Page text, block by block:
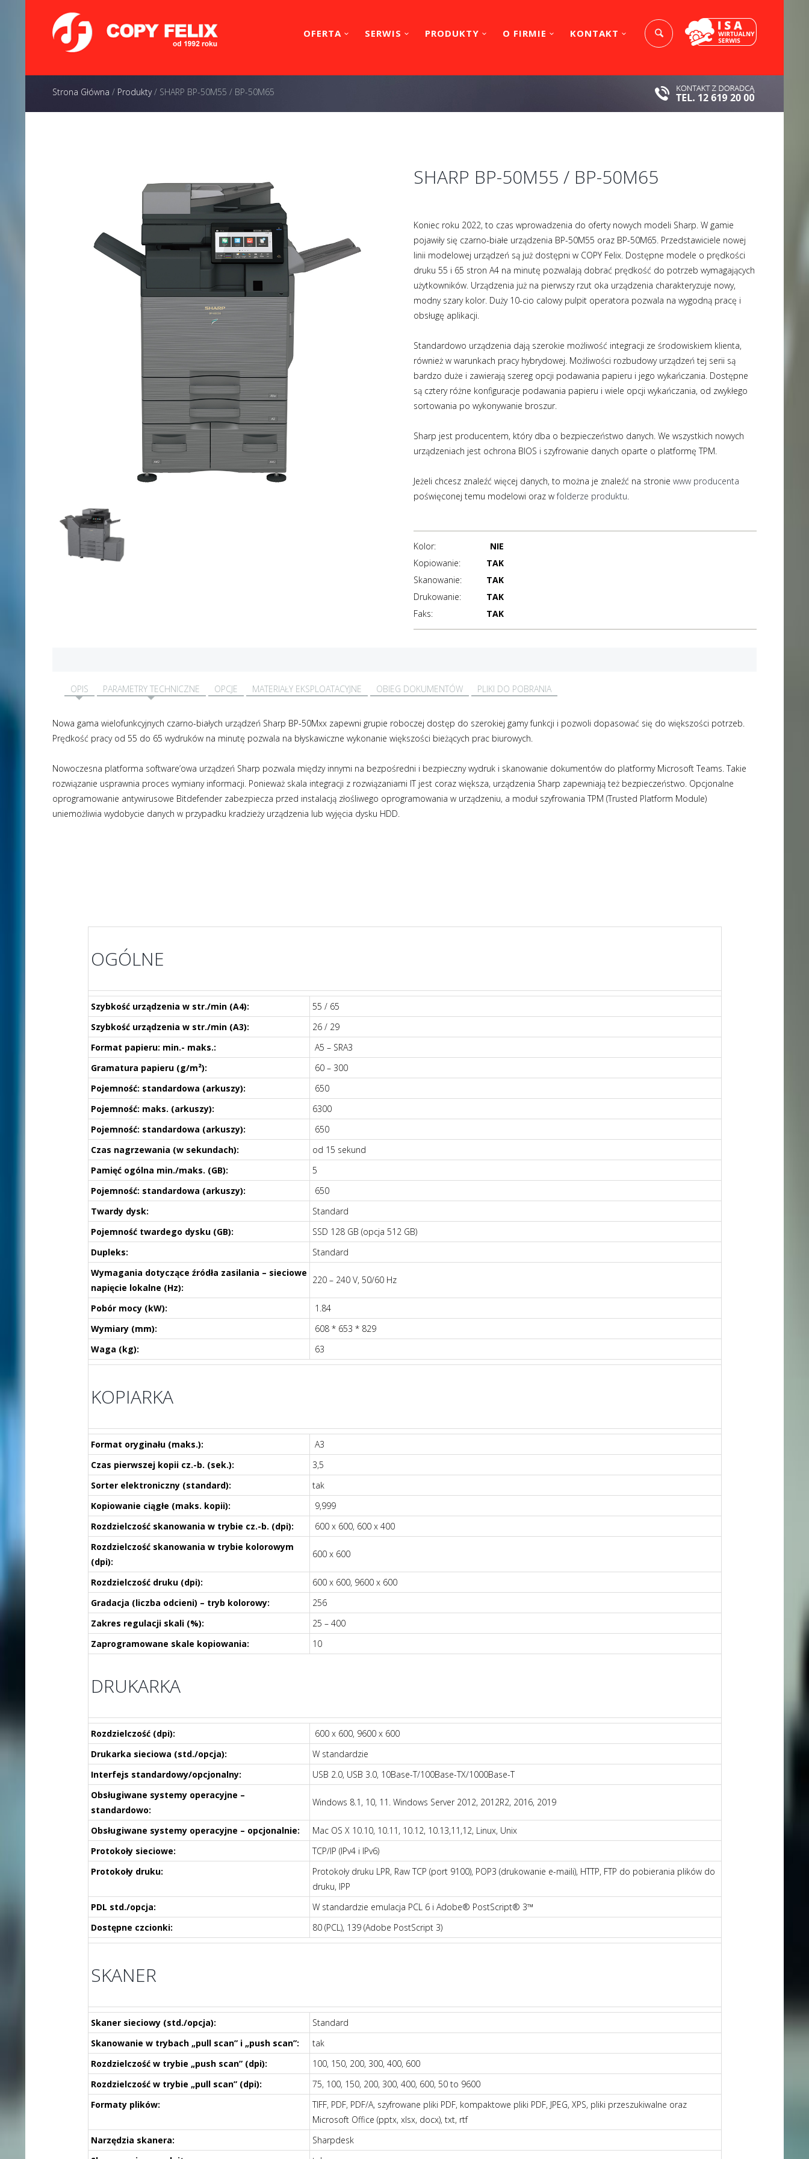
OFERTA SERWIS PRODUKTY O FIRMIE KONTAKT
Strona Główna / Produkty/ SHARP BP-50M55 / BP-50M65
SHARP BP-50M55 / BP-50M65
Koniec roku 2022, to czas wprowadzenia do oferty nowych modeli Sharp. W gamie
pojawiły się czarno-białe urządzenia BP-50M55 oraz BP-50M65. Przedstawiciele nowej
linii modelowej urządzeń są już dostępni w COPY Felix. Dostępne modele o prędkości
druku 55 i 65 stron A4 na minutę pozwalają dobrać prędkość do potrzeb wymagających
użytkowników. Urządzenia już na pierwszy rzut oka urządzenia charakteryzuje nowy,
modny szary kolor. Duży 10-cio calowy pulpit operatora pozwala na wygodną pracę i
obsługę aplikacji.
Standardowo urządzenia dają szerokie możliwość integracji ze środowiskiem klienta,
również w warunkach pracy hybrydowej. Możliwości rozbudowy urządzeń tej serii są
bardzo duże i zawierają szereg opcji podawania papieru i jego wykańczania. Dostępne
są cztery różne konfiguracje podawania papieru i wiele opcji wykańczania, od zwykłego
sortowania po wykonywanie broszur.
Sharp jest producentem, który dba o bezpieczeństwo danych. We wszystkich nowych
urządzeniach jest ochrona BIOS i szyfrowanie danych oparte o platformę TPM.
Jeżeli chcesz znaleźć więcej danych, to można je znaleźć na stronie www producenta
poświęconej temu modelowi oraz wfolderze produktu.
Kolor:
NIE
Kopiowanie:
TAK
Skanowanie:
TAK
Drukowanie:
TAK
Faks:
TAK
OPIS PARAMETRY TECHNICZNE OPCJE MATERIAŁY EKSPLOATACYJNE OBIEG DOKUMENTÓW PLIKI DO POBRANIA
Nowa gama wielofunkcyjnych czarno-białych urządzeń Sharp BP-50Mxx zapewni grupie roboczej dostęp do szerokiej gamy funkcji i pozwoli dopasować się do większości potrzeb.
Prędkość pracy od 55 do 65 wydruków na minutę pozwala na błyskawiczne wykonanie większości bieżących prac biurowych.
Nowoczesna platforma software’owa urządzeń Sharp pozwala między innymi na bezpośredni i bezpieczny wydruk i skanowanie dokumentów do platformy Microsoft Teams. Takie
rozwiązanie usprawnia proces wymiany informacji. Ponieważ skala integracji z rozwiązaniami IT jest coraz większa, urządzenia Sharp zapewniają też bezpieczeństwo. Opcjonalne
oprogramowanie antywirusowe Bitdefender zabezpiecza przed instalacją złośliwego oprogramowania w urządzeniu, a moduł szyfrowania TPM (Trusted Platform Module)
uniemożliwia wydobycie danych w przypadku kradzieży urządzenia lub wyjęcia dysku HDD.
OGÓLNE
Szybkość urządzenia w str./min (A4):
55 / 65
Szybkość urządzenia w str./min (A3):
26 / 29
Format papieru: min.- maks.:
A5 – SRA3
Gramatura papieru (g/m²):
60 – 300
Pojemność: standardowa (arkuszy):
650
Pojemność: maks. (arkuszy):
6300
Pojemność: standardowa (arkuszy):
650
Czas nagrzewania (w sekundach):
od 15 sekund
Pamięć ogólna min./maks. (GB):
5
Pojemność: standardowa (arkuszy):
650
Twardy dysk:
Standard
Pojemność twardego dysku (GB):
SSD 128 GB (opcja 512 GB)
Dupleks:
Standard
Wymagania dotyczące źródła zasilania – sieciowe
napięcie lokalne (Hz):
220 – 240 V, 50/60 Hz
Pobór mocy (kW):
1.84
Wymiary (mm):
608 * 653 * 829
Waga (kg):
63
KOPIARKA
Format oryginału (maks.):
A3
Czas pierwszej kopii cz.-b. (sek.):
3,5
Sorter elektroniczny (standard):
tak
Kopiowanie ciągłe (maks. kopii):
9,999
Rozdzielczość skanowania w trybie cz.-b. (dpi):
600 x 600, 600 x 400
Rozdzielczość skanowania w trybie kolorowym
(dpi):
600 x 600
Rozdzielczość druku (dpi):
600 x 600, 9600 x 600
Gradacja (liczba odcieni) – tryb kolorowy:
256
Zakres regulacji skali (%):
25 – 400
Zaprogramowane skale kopiowania:
10
DRUKARKA
Rozdzielczość (dpi):
600 x 600, 9600 x 600
Drukarka sieciowa (std./opcja):
W standardzie
Interfejs standardowy/opcjonalny:
USB 2.0, USB 3.0, 10Base-T/100Base-TX/1000Base-T
Obsługiwane systemy operacyjne –
standardowo:
Windows 8.1, 10, 11. Windows Server 2012, 2012R2, 2016, 2019
Obsługiwane systemy operacyjne – opcjonalnie:
Mac OS X 10.10, 10.11, 10.12, 10.13,11,12, Linux, Unix
Protokoły sieciowe:
TCP/IP (IPv4 i IPv6)
Protokoły druku:
Protokoły druku LPR, Raw TCP (port 9100), POP3 (drukowanie e-maili), HTTP, FTP do pobierania plików do
druku, IPP
PDL std./opcja:
W standardzie emulacja PCL 6 i Adobe® PostScript® 3™
Dostępne czcionki:
80 (PCL), 139 (Adobe PostScript 3)
SKANER
Skaner sieciowy (std./opcja):
Standard
Skanowanie w trybach „pull scan” i „push scan”:
tak
Rozdzielczość w trybie „push scan” (dpi):
100, 150, 200, 300, 400, 600
Rozdzielczość w trybie „pull scan” (dpi):
75, 100, 150, 200, 300, 400, 600, 50 to 9600
Formaty plików:
TIFF, PDF, PDF/A, szyfrowane pliki PDF, kompaktowe pliki PDF, JPEG, XPS, pliki przeszukiwalne oraz
Microsoft Office (pptx, xlsx, docx), txt, rtf
Narzędzia skanera:
Sharpdesk